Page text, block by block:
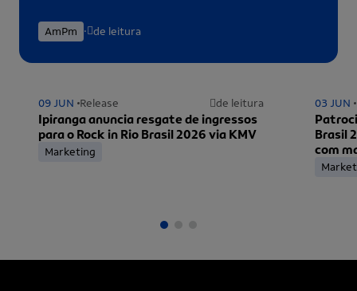
AmPm . de leitura
09 JUN Release de leitura
Ipiranga anuncia resgate de ingressos
para o Rock in Rio Brasil 2026 via KMV
Marketing
03 JUN
Brasil
com